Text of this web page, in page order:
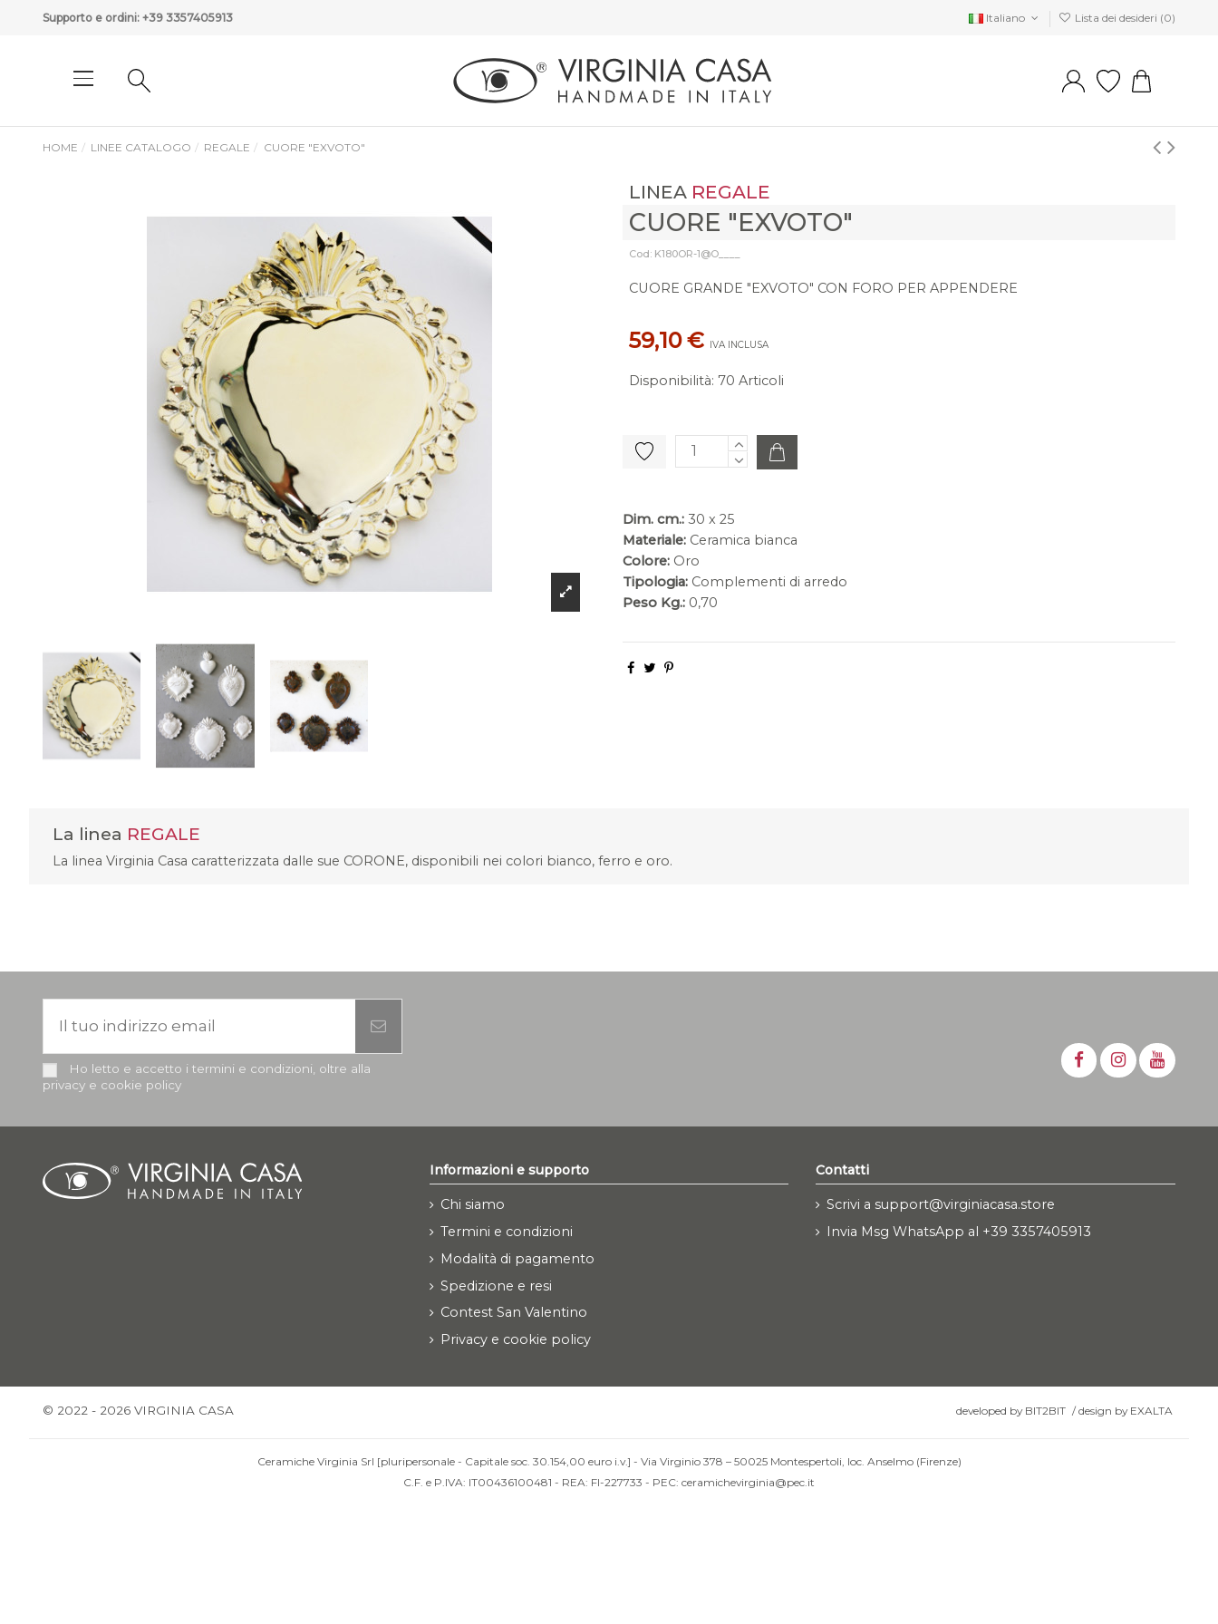
Supporto e ordini: +39 3357405913 Italiano Lista dei desideri (0)
HOME LINEE CATALOGO REGALE CUORE "EXVOTO"
LINEA REGALE
CUORE "EXVOTO"
Cod: K180OR-1@O____
CUORE GRANDE "EXVOTO" CON FORO PER APPENDERE
59,10 € IVA INCLUSA
Disponibilità: 70 Articoli
Dim. cm.: 30 x 25
Materiale: Ceramica bianca
Colore: Oro
Tipologia: Complementi di arredo
Peso Kg.: 0,70
La linea REGALE
La linea Virginia Casa caratterizzata dalle sue CORONE, disponibili nei colori bianco, ferro e oro.
Ho letto e accetto i termini e condizioni, oltre alla
privacy e cookie policy
Informazioni e supporto
Chi siamo
Termini e condizioni
Modalità di pagamento
Spedizione e resi
Contest San Valentino
Privacy e cookie policy
Contatti
Scrivi a support@virginiacasa.store
Invia Msg WhatsApp al +39 3357405913
© 2022 - 2026 VIRGINIA CASA developed by BIT2BIT /design by EXALTA
Ceramiche Virginia Srl [pluripersonale - Capitale soc. 30.154,00 euro i.v.] - Via Virginio 378 – 50025 Montespertoli, loc. Anselmo (Firenze)
C.F. e P.IVA: IT00436100481 - REA: FI-227733 - PEC: ceramichevirginia@pec.it